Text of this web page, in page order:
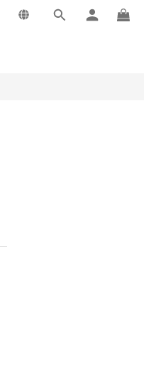
立即購買